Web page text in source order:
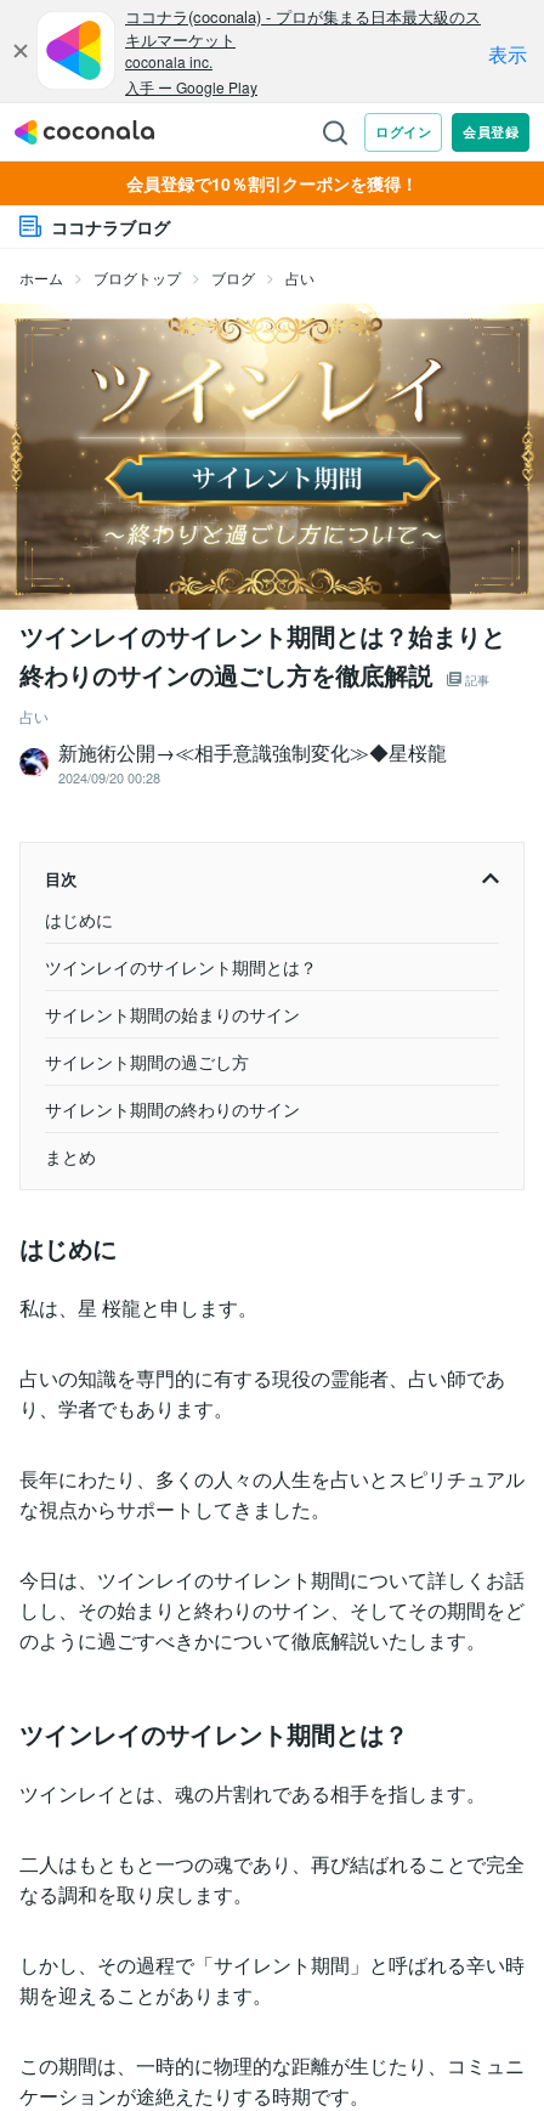
会員登録で10％割引クーポンを獲得！
ココナラブログ
ホーム ブログトップ ブログ 占い
ツインレイのサイレント期間とは？始まりと
終わりのサインの過ごし方を徹底解説
記事
占い
新施術公開→≪相手意識強制変化≫◆星桜龍
2024/09/20 00:28
目次
はじめに
ツインレイのサイレント期間とは？
サイレント期間の始まりのサイン
サイレント期間の過ごし方
サイレント期間の終わりのサイン
まとめ
はじめに
私は、星 桜龍と申します。
占いの知識を専門的に有する現役の霊能者、占い師であ
り、学者でもあります。
長年にわたり、多くの人々の人生を占いとスピリチュアル
な視点からサポートしてきました。
今日は、ツインレイのサイレント期間について詳しくお話
しし、その始まりと終わりのサイン、そしてその期間をど
のように過ごすべきかについて徹底解説いたします。
ツインレイのサイレント期間とは？
ツインレイとは、魂の片割れである相手を指します。
二人はもともと一つの魂であり、再び結ばれることで完全
なる調和を取り戻します。
しかし、その過程で「サイレント期間」と呼ばれる辛い時
期を迎えることがあります。
この期間は、一時的に物理的な距離が生じたり、コミュニ
ケーションが途絶えたりする時期です。